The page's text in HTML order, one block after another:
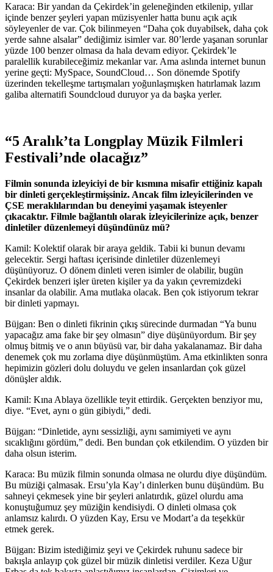
Karaca: Bir yandan da Çekirdek’in geleneğinden etkilenip, yıllar
içinde benzer şeyleri yapan müzisyenler hatta bunu açık açık
söyleyenler de var. Çok bilinmeyen “Daha çok duyabilsek, daha çok
yerde sahne alsalar” dediğimiz isimler var. 80’lerde yaşanan sorunlar
yüzde 100 benzer olmasa da hala devam ediyor. Çekirdek’le
paralellik kurabileceğimiz mekanlar var. Ama aslında internet bunun
yerine geçti: MySpace, SoundCloud… Son dönemde Spotify
üzerinden tekelleşme tartışmaları yoğunlaşmışken hatırlamak lazım
galiba alternatifi Soundcloud duruyor ya da başka yerler.
“5 Aralık’ta Longplay Müzik Filmleri
Festivali’nde olacağız”
Filmin sonunda izleyiciyi de bir kısmına misafir ettiğiniz kapalı
bir dinleti gerçekleştirmişsiniz. Ancak film izleyicilerinden ve
ÇSE meraklılarından bu deneyimi yaşamak isteyenler
çıkacaktır. Filmle bağlantılı olarak izleyicilerinize açık, benzer
dinletiler düzenlemeyi düşündünüz mü?
Kamil: Kolektif olarak bir araya geldik. Tabii ki bunun devamı
gelecektir. Sergi haftası içerisinde dinletiler düzenlemeyi
düşünüyoruz. O dönem dinleti veren isimler de olabilir, bugün
Çekirdek benzeri işler üreten kişiler ya da yakın çevremizdeki
insanlar da olabilir. Ama mutlaka olacak. Ben çok istiyorum tekrar
bir dinleti yapmayı.
Büjgan: Ben o dinleti fikrinin çıkış sürecinde durmadan “Ya bunu
yapacağız ama fake bir şey olmasın” diye düşünüyordum. Bir şey
olmuş bitmiş ve o anın büyüsü var, bir daha yakalanamaz. Bir daha
denemek çok mu zorlama diye düşünmüştüm. Ama etkinlikten sonra
hepimizin gözleri dolu doluydu ve gelen insanlardan çok güzel
dönüşler aldık.
Kamil: Kına Ablaya özellikle teyit ettirdik. Gerçekten benziyor mu,
diye. “Evet, aynı o gün gibiydi,” dedi.
Büjgan: “Dinletide, aynı sessizliği, aynı samimiyeti ve aynı
sıcaklığını gördüm,” dedi. Ben bundan çok etkilendim. O yüzden bir
daha olsun isterim.
Karaca: Bu müzik filmin sonunda olmasa ne olurdu diye düşündüm.
Bu müziği çalmasak. Ersu’yla Kay’ı dinlerken bunu düşündüm. Bu
sahneyi çekmesek yine bir şeyleri anlatırdık, güzel olurdu ama
konuştuğumuz şey müziğin kendisiydi. O dinleti olmasa çok
anlamsız kalırdı. O yüzden Kay, Ersu ve Modart’a da teşekkür
etmek gerek.
Büjgan: Bizim istediğimiz şeyi ve Çekirdek ruhunu sadece bir
bakışla anlayıp çok güzel bir müzik dinletisi verdiler. Keza Uğur